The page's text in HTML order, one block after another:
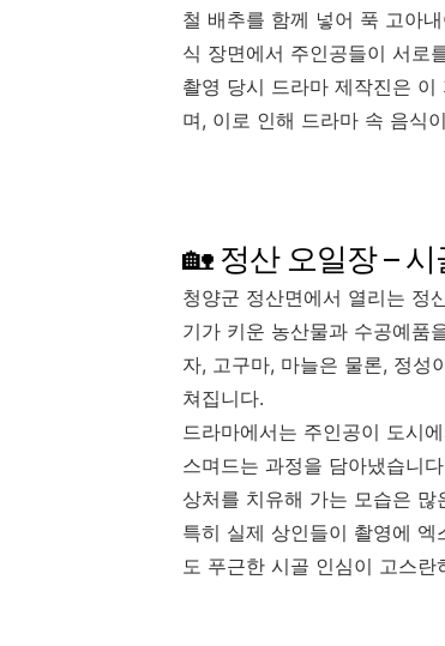
철 배추를 함께 넣어 푹 고아
식 장면에서 주인공들이 서로
촬영 당시 드라마 제작진은
며, 이로 인해 드라마 속 음식
🏡 정산 오일장 –
청양군 정산면에서 열리는 정
기가 키운 농산물과 수공예품
자, 고구마, 마늘은 물론, 정성
쳐집니다.
드라마에서는 주인공이 도시
스며드는 과정을 담아냈습니
상처를 치유해 가는 모습은
특히 실제 상인들이 촬영에
도 푸근한 시골 인심이 고스란